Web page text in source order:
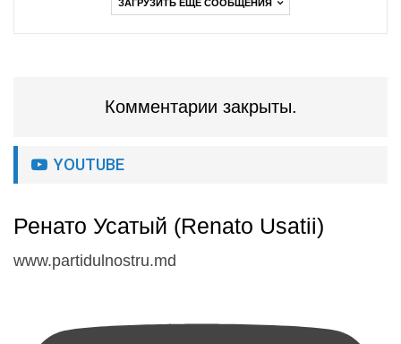
ЗАГРУЗИТЬ ЕЩЕ СООБЩЕНИЯ
Комментарии закрыты.
YOUTUBE
Ренато Усатый (Renato Usatii)
www.partidulnostru.md